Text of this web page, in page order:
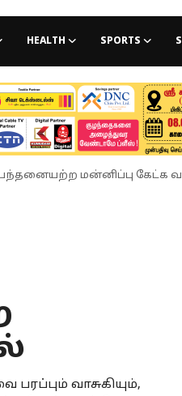
HEALTH SPORTS
மன்னிப்பு கேட்க
வாசுகியும்,